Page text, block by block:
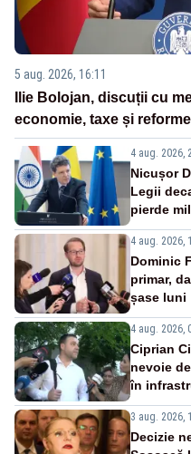
5 aug. 2026, 16:11
Ilie Bolojan, discuții cu
economie, taxe și
4 aug. 2026,
Nicușor
Legii
pierde
4 aug. 2026,
Dominic
primar,
șase luni
4 aug. 2026,
Ciprian
nevoie
în
3 aug. 2026,
Decizie